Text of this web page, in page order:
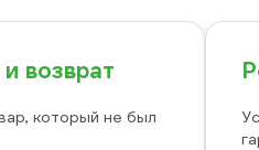
возврат
который не был